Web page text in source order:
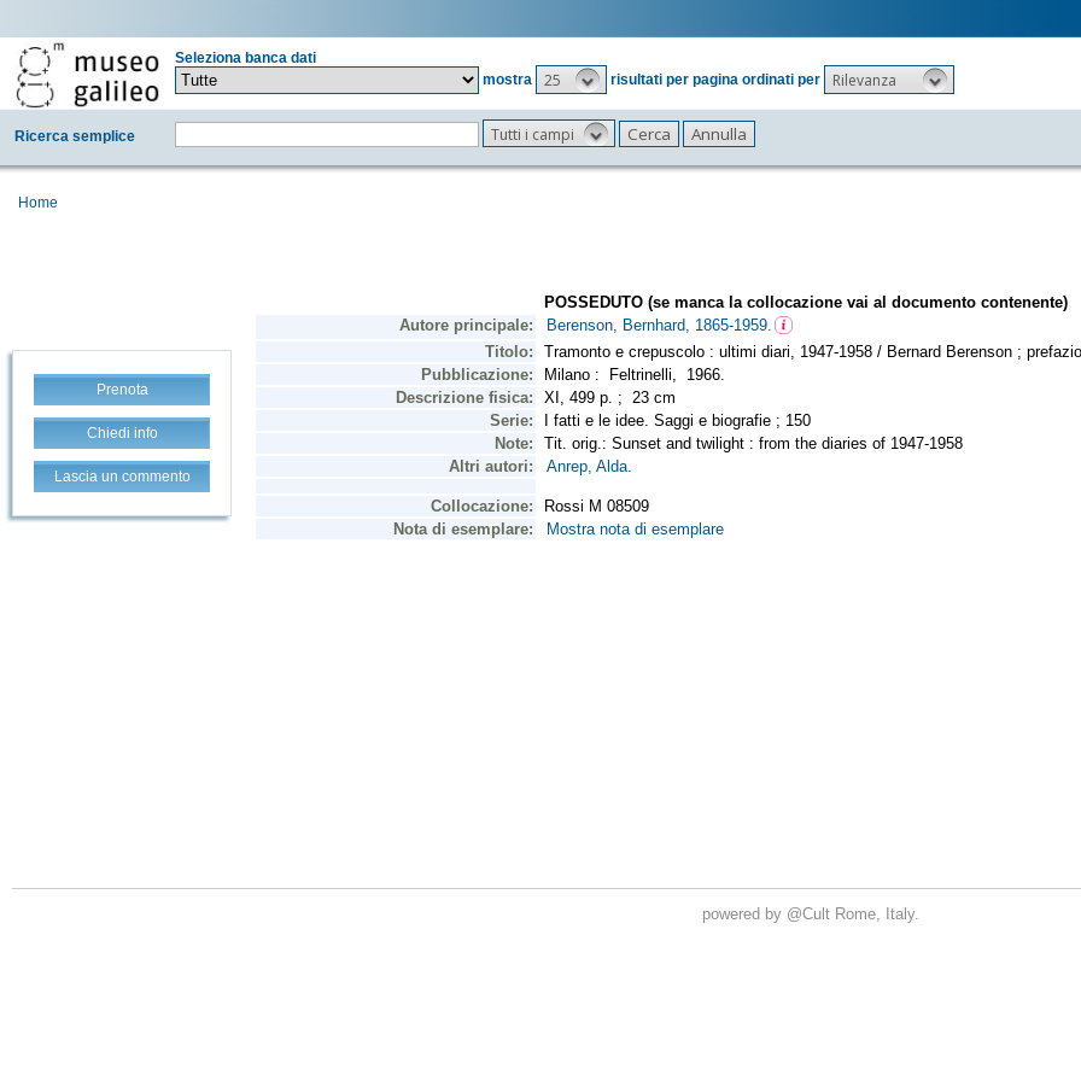
Seleziona banca dati
mostra
25 risultati per pagina ordinati per Rilevanza
Ricerca semplice Tutti i campi
Home
Prenota
Chiedi info
Lascia un commento
powered by @Cult Rome, Italy.